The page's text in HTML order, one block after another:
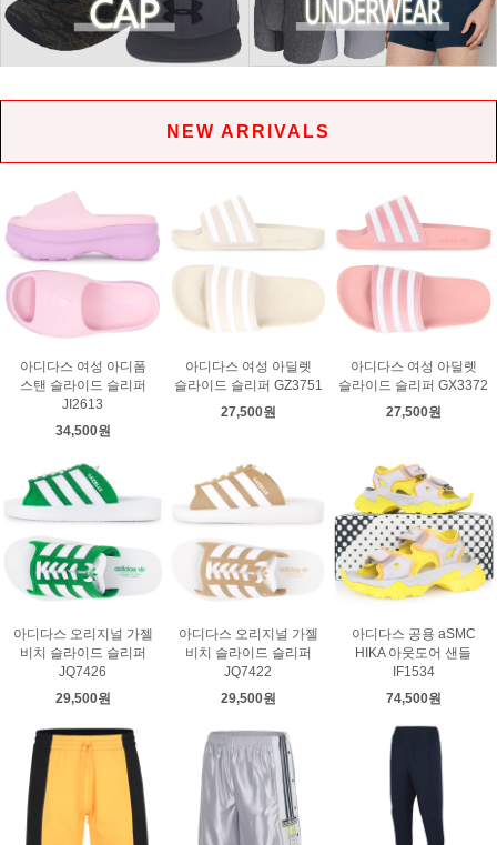
NEW ARRIVALS
아디다스 여성 아디폼
스탠 슬라이드 슬리퍼
JI2613
34,500원
아디다스 여성 아딜렛
슬라이드 슬리퍼 GZ3751
27,500원
아디다스 여성 아딜렛
슬라이드 슬리퍼 GX3372
27,500원
아디다스 오리지널 가젤
비치 슬라이드 슬리퍼
JQ7426
29,500원
아디다스 오리지널 가젤
비치 슬라이드 슬리퍼
JQ7422
29,500원
아디다스 공용 aSMC
HIKA 아웃도어 샌들
IF1534
74,500원